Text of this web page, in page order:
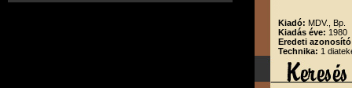
Kiadó: MDV., Bp.
Kiadás éve: 1980
Eredeti
Technika: 1